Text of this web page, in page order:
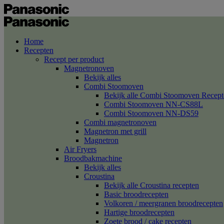
Home
Recepten
Recept per product
Magnetronoven
Bekijk alles
Combi Stoomoven
Bekijk alle Combi Stoomoven
Combi Stoomoven NN-CS88L
Combi Stoomoven NN-DS59
Combi magnetronoven
Magnetron met grill
Magnetron
Air Fryers
Broodbakmachine
Bekijk alles
Croustina
Bekijk alle Croustina recepten
Basic broodrecepten
Volkoren / meergranen broodrecepten
Hartige broodrecepten
Zoete brood / cake recepten